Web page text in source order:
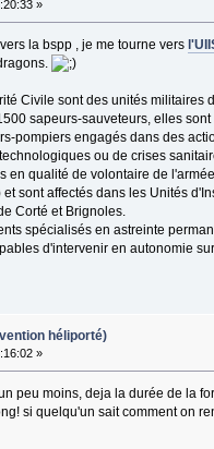
»
la bspp , je me tourne vers
Civile sont des unités militaires
sapeurs-sauveteurs, elles
pompiers engagés dans des
ou de crises
en qualité de volontaire de
sont affectés dans les Unités
Corté et Brignoles.
spécialisés en astreinte
d'intervenir en autonomie
héliporté)
»
peu moins, deja la durée de la
si quelqu'un sait comment on